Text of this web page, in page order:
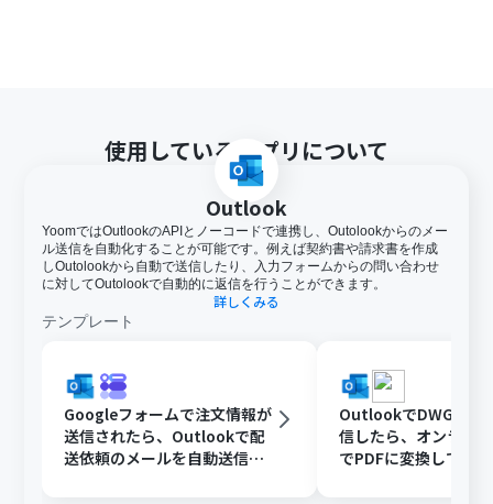
使用しているアプリについて
Outlook
YoomではOutlookのAPIとノーコードで連携し、Outolookからのメー
ル送信を自動化することが可能です。例えば契約書や請求書を作成
しOutolookから自動で送信したり、入力フォームからの問い合わせ
に対してOutolookで自動的に返信を行うことができます。
詳しくみる
テンプレート
Googleフォームで注文情報が
送信されたら、Outlookで配
送依頼のメールを自動送信す
OutlookでDWGファ
信したら、オンライ
でPDFに変換して